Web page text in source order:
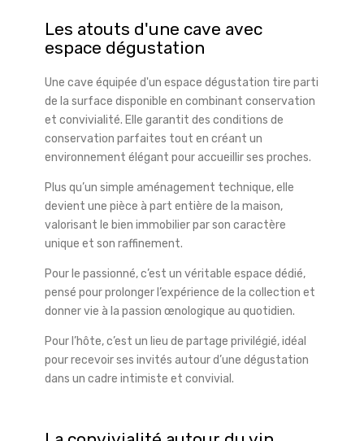
Les atouts d'une cave avec
espace dégustation
Une cave équipée d'un espace dégustation tire parti
de la surface disponible en combinant conservation
et convivialité. Elle garantit des conditions de
conservation parfaites tout en créant un
environnement élégant pour accueillir ses proches.
Plus qu’un simple aménagement technique, elle
devient une pièce à part entière de la maison,
valorisant le bien immobilier par son caractère
unique et son raffinement.
Pour le passionné, c’est un véritable espace dédié,
pensé pour prolonger l’expérience de la collection et
donner vie à la passion œnologique au quotidien.
Pour l’hôte, c’est un lieu de partage privilégié, idéal
pour recevoir ses invités autour d’une dégustation
dans un cadre intimiste et convivial.